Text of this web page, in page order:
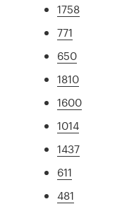
1758
771
650
1810
1600
1014
1437
611
481